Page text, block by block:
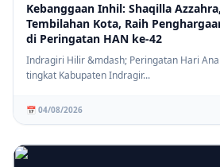
Kebanggaan Inhil: Shaqilla
Tembilahan Kota, Raih
di Peringatan HAN ke-42
Indragiri Hilir &mdash; Peringatan Hari
tingkat Kabupaten Indragir...
📅 04/08/2026